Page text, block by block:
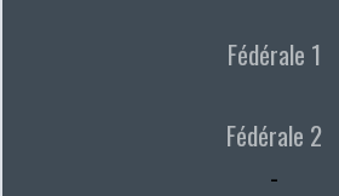
Fédérale 1
Fédérale 2
-